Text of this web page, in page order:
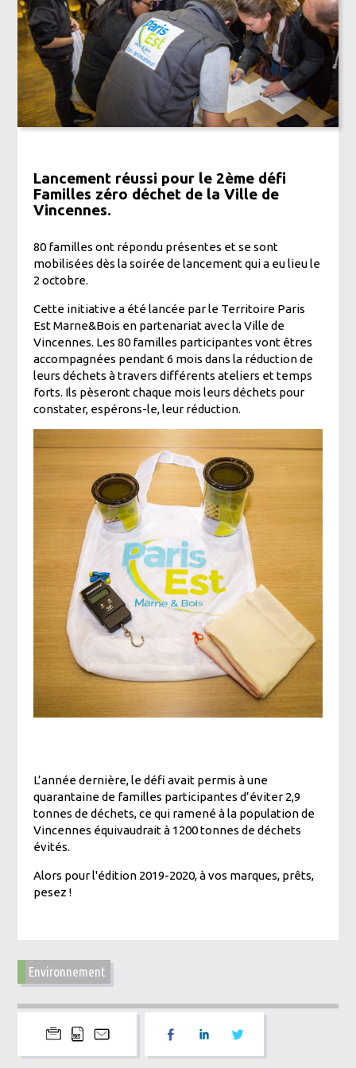
Lancement réussi pour le 2ème défi
Familles zéro déchet de la Ville de
Vincennes.
80 familles ont répondu présentes et se sont
mobilisées dès la soirée de lancement qui a eu lieu le
2 octobre.
Cette initiative a été lancée par le Territoire Paris
Est Marne&Bois en partenariat avec la Ville de
Vincennes. Les 80 familles participantes vont êtres
accompagnées pendant 6 mois dans la réduction de
leurs déchets à travers différents ateliers et temps
forts. Ils pèseront chaque mois leurs déchets pour
constater, espérons-le, leur réduction.
L’année dernière, le défi avait permis à une
quarantaine de familles participantes d’éviter 2,9
tonnes de déchets, ce qui ramené à la population de
Vincennes équivaudrait à 1200 tonnes de déchets
évités.
Alors pour l'édition 2019-2020, à vos marques, prêts,
pesez !
Environnement